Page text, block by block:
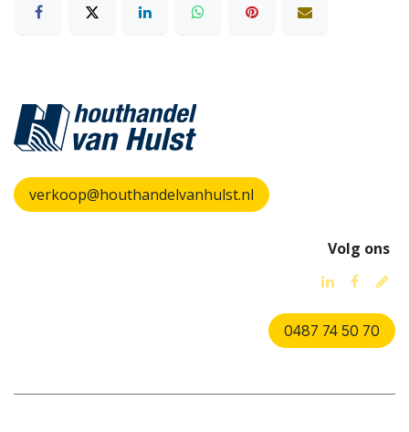
verkoop@houthandelvanhulst.nl
Volg ons
0487 74 50 70